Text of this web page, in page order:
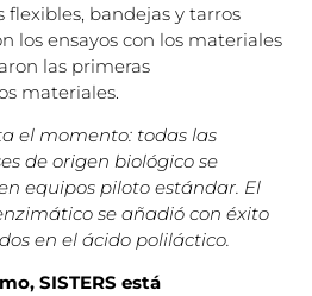
flexibles, bandejas y tarros
los ensayos con los materiales
las primeras
materiales.
el momento: todas las
de origen biológico se
equipos piloto estándar. El
se añadió con éxito
en el ácido poliláctico.
SISTERS está